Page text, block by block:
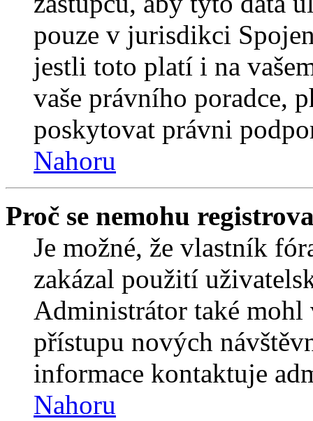
pouze v jurisdikci
jestli toto platí i na
vaše právního poradce,
poskytovat právni
Nahoru
Proč se nemohu
Je možné, že vlastník
zakázal použití
Administrátor také mohl
přístupu nových
informace kontaktuje
Nahoru